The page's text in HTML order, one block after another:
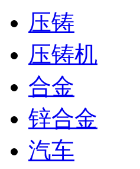
压铸
压铸机
合金
锌合金
汽车